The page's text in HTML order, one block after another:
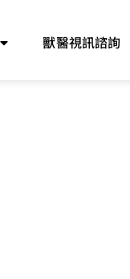
獸醫視訊諮詢